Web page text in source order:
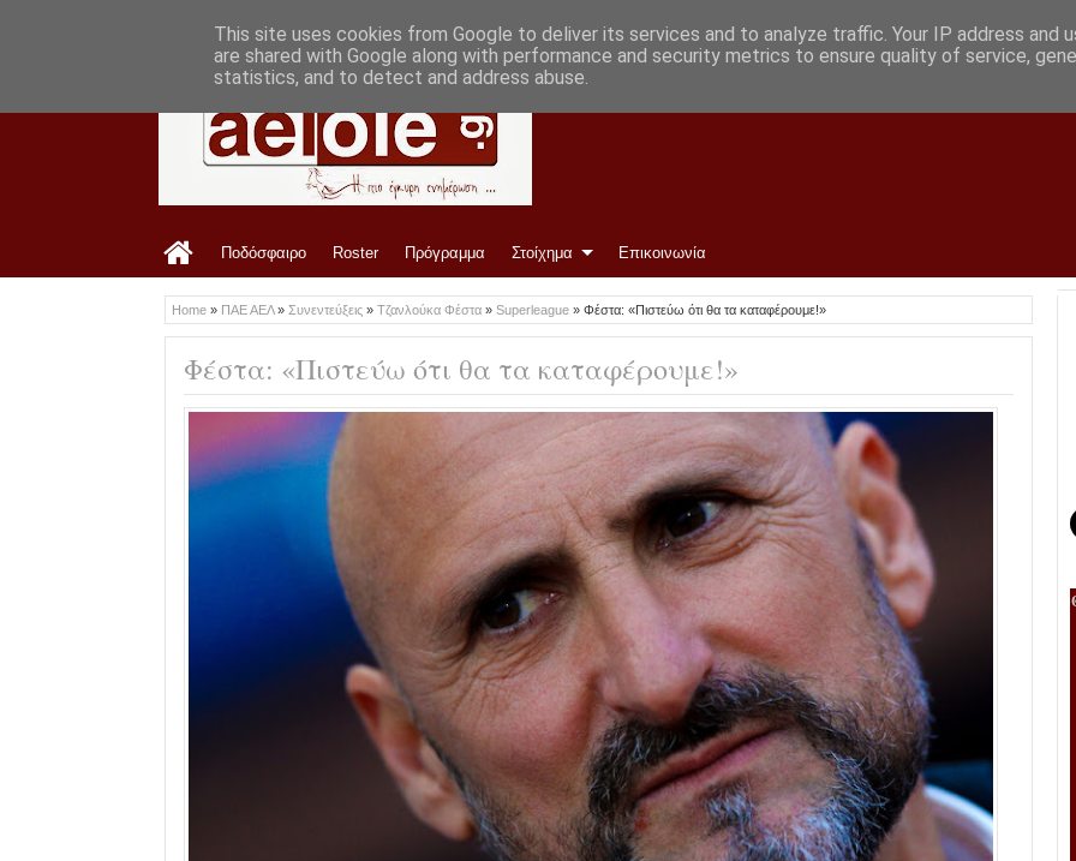
Ποδόσφαιρο Roster Πρόγραμμα Στοίχημα Επικοινωνία
Home » ΠΑΕ ΑΕΛ» Συνεντεύξεις » Τζανλούκα Φέστα » Superleague » Φέστα: «Πιστεύω ότι θα τα καταφέρουμε!»
Φέστα: «Πιστεύω ότι θα τα καταφέρουμε!»
This site uses cookies from Google to deliver its services and to analyze traffic. Your IP address and
are shared with Google along with performance and security metrics to ensure quality of service,
statistics, and to detect and address abuse.